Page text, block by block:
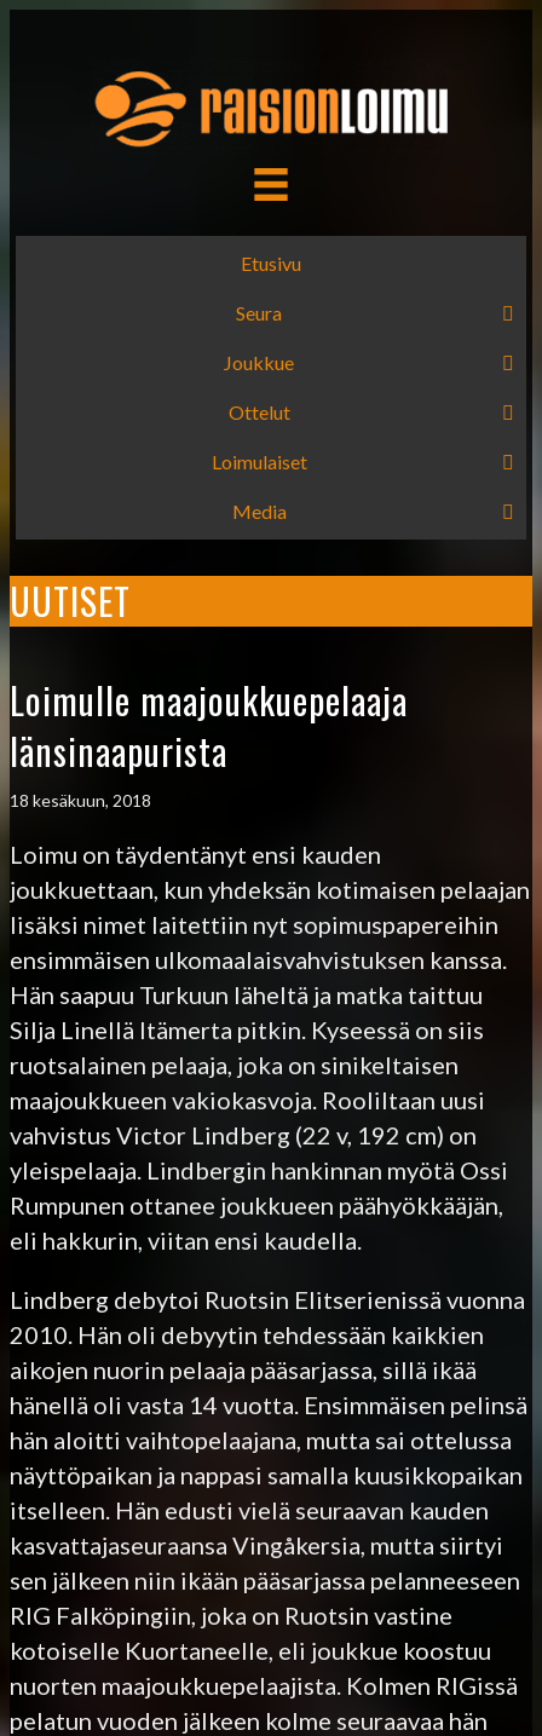
Etusivu
Seura
Joukkue
Ottelut
Loimulaiset
Media
UUTISET
Loimulle maajoukkuepelaaja
länsinaapurista
18 kesäkuun, 2018
Loimu on täydentänyt ensi kauden
joukkuettaan, kun yhdeksän kotimaisen pelaajan
lisäksi nimet laitettiin nyt sopimuspapereihin
ensimmäisen ulkomaalaisvahvistuksen kanssa.
Hän saapuu Turkuun läheltä ja matka taittuu
Silja Linellä Itämerta pitkin. Kyseessä on siis
ruotsalainen pelaaja, joka on sinikeltaisen
maajoukkueen vakiokasvoja. Rooliltaan uusi
vahvistus Victor Lindberg (22 v, 192 cm) on
yleispelaaja. Lindbergin hankinnan myötä Ossi
Rumpunen ottanee joukkueen päähyökkääjän,
eli hakkurin, viitan ensi kaudella.
Lindberg debytoi Ruotsin Elitserienissä vuonna
2010. Hän oli debyytin tehdessään kaikkien
aikojen nuorin pelaaja pääsarjassa, sillä ikää
hänellä oli vasta 14 vuotta. Ensimmäisen pelinsä
hän aloitti vaihtopelaajana, mutta sai ottelussa
näyttöpaikan ja nappasi samalla kuusikkopaikan
itselleen. Hän edusti vielä seuraavan kauden
kasvattajaseuraansa Vingåkersia, mutta siirtyi
sen jälkeen niin ikään pääsarjassa pelanneeseen
RIG Falköpingiin, joka on Ruotsin vastine
kotoiselle Kuortaneelle, eli joukkue koostuu
nuorten maajoukkuepelaajista. Kolmen RIGissä
pelatun vuoden jälkeen kolme seuraavaa hän